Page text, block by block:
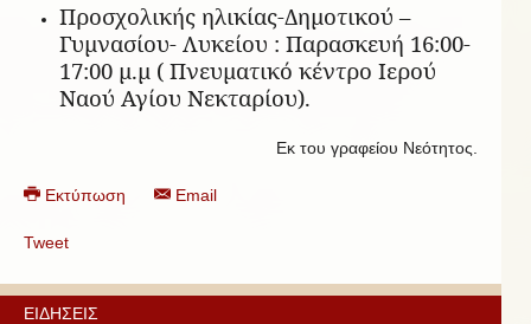
Προσχολικής ηλικίας-Δημοτικού –
Γυμνασίου- Λυκείου : Παρασκευή 16:00-
17:00 μ.μ ( Πνευματικό κέντρο Ιερού
Ναού Αγίου Νεκταρίου).
Εκ του γραφείου Νεότητος.
Εκτύπωση Email
Tweet
ΕΙΔΗΣΕΙΣ